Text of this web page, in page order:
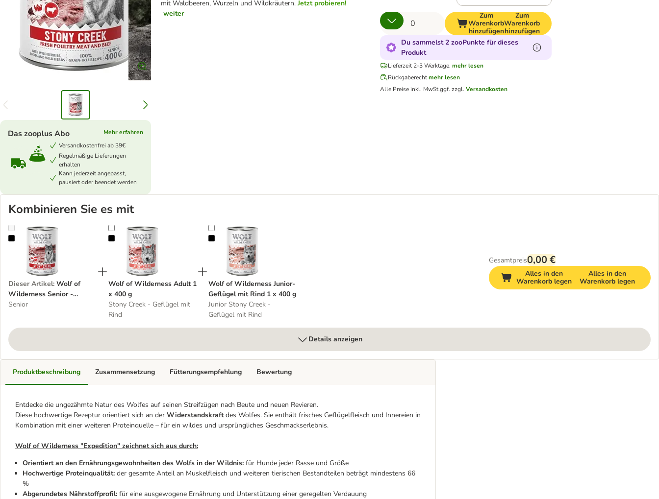
mit Waldbeeren, Wurzeln und Wildkräutern.Jetzt probieren!
weiter
Das zooplus Abo
Mehr erfahren
Versandkostenfrei ab 39€
Regelmäßige Lieferungen
erhalten
Kann jederzeit angepasst,
pausiert oder beendet werden
Zum
Warenkorb
hinzufügen
Zum
Warenkorb
hinzufügen
Du sammelst 2 zooPunkte für dieses
Produkt
Lieferzeit 2-3 Werktage. mehr lesen
Rückgaberechtmehr lesen
Alle Preise inkl. MwSt.ggf. zzgl.Versandkosten
Kombinieren Sie es mit
Wolf of Wilderness Senior - Geflügel mit Rind 1 x 400 g
Dieser Artikel: Wolf of
Wilderness Senior -
Geflügel mit Rind 1 x 400 g
Senior
Wolf of Wilderness Adult 1 x 400 g
Wolf of Wilderness Adult 1
x 400 g
Stony Creek - Geflügel mit
Rind
Wolf of Wilderness Junior- Geflügel mit Rind 1 x 400 g
Wolf of Wilderness Junior-
Geflügel mit Rind 1 x 400 g
Junior Stony Creek -
Geflügel mit Rind
Gesamtpreis0,00 €
Alles in den
Warenkorb legen
Alles in den
Warenkorb legen
Details anzeigen
Produktbeschreibung
Entdecke die ungezähmte Natur des Wolfes auf seinen Streifzügen nach Beute und neuen Revieren.
Diese hochwertige Rezeptur orientiert sich an der Widerstandskraftdes Wolfes. Sie enthält frisches Geflügelfleisch und Innereien in
Kombination mit einer weiteren Proteinquelle – für ein wildes und ursprüngliches Geschmackserlebnis.
Wolf of Wilderness "Expedition" zeichnet sich aus durch:
Orientiert an den Ernährungsgewohnheiten des Wolfs in der Wildnis: für Hunde jeder Rasse und Größe
Hochwertige Proteinqualität: der gesamte Anteil an Muskelfleisch und weiteren tierischen Bestandteilen beträgt mindestens 66
%
Abgerundetes Nährstoffprofil: für eine ausgewogene Ernährung und Unterstützung einer geregelten Verdauung
Zusammensetzung Fütterungsempfehlung Bewertung